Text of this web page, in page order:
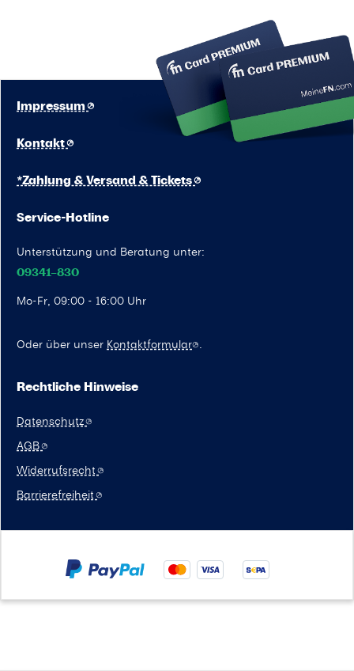
Service-Hotline
Unterstützung und Beratung unter:
09341–830
Mo-Fr, 09:00 - 16:00 Uhr
Oder über unser Kontaktformular .
Kontakt
Impressum
*Zahlung & Versand & Tickets
Rechtliche Hinweise
Datenschutz
AGB
Widerrufsrecht
Barrierefreiheit